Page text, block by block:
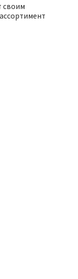
своим